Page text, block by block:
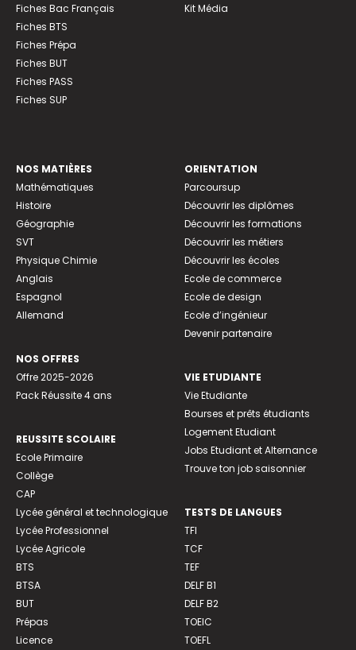
Fiches Bac Français
Fiches BTS
Fiches Prépa
Fiches BUT
Fiches PASS
Fiches SUP
Kit Média
NOS MATIÈRES
Mathématiques
Histoire
Géographie
SVT
Physique Chimie
Anglais
Espagnol
Allemand
NOS OFFRES
Offre 2025-2026
Pack Réussite 4 ans
REUSSITE SCOLAIRE
Ecole Primaire
Collège
CAP
Lycée général et technologique
Lycée Professionnel
Lycée Agricole
BTS
BTSA
BUT
Prépas
Licence
ORIENTATION
Parcoursup
Découvrir les diplômes
Découvrir les formations
Découvrir les métiers
Découvrir les écoles
Ecole de commerce
Ecole de design
Ecole d’ingénieur
Devenir partenaire
VIE ETUDIANTE
Vie Etudiante
Bourses et prêts étudiants
Logement Etudiant
Jobs Etudiant et Alternance
Trouve ton job saisonnier
TESTS DE LANGUES
TFI
TCF
TEF
DELF B1
DELF B2
TOEIC
TOEFL